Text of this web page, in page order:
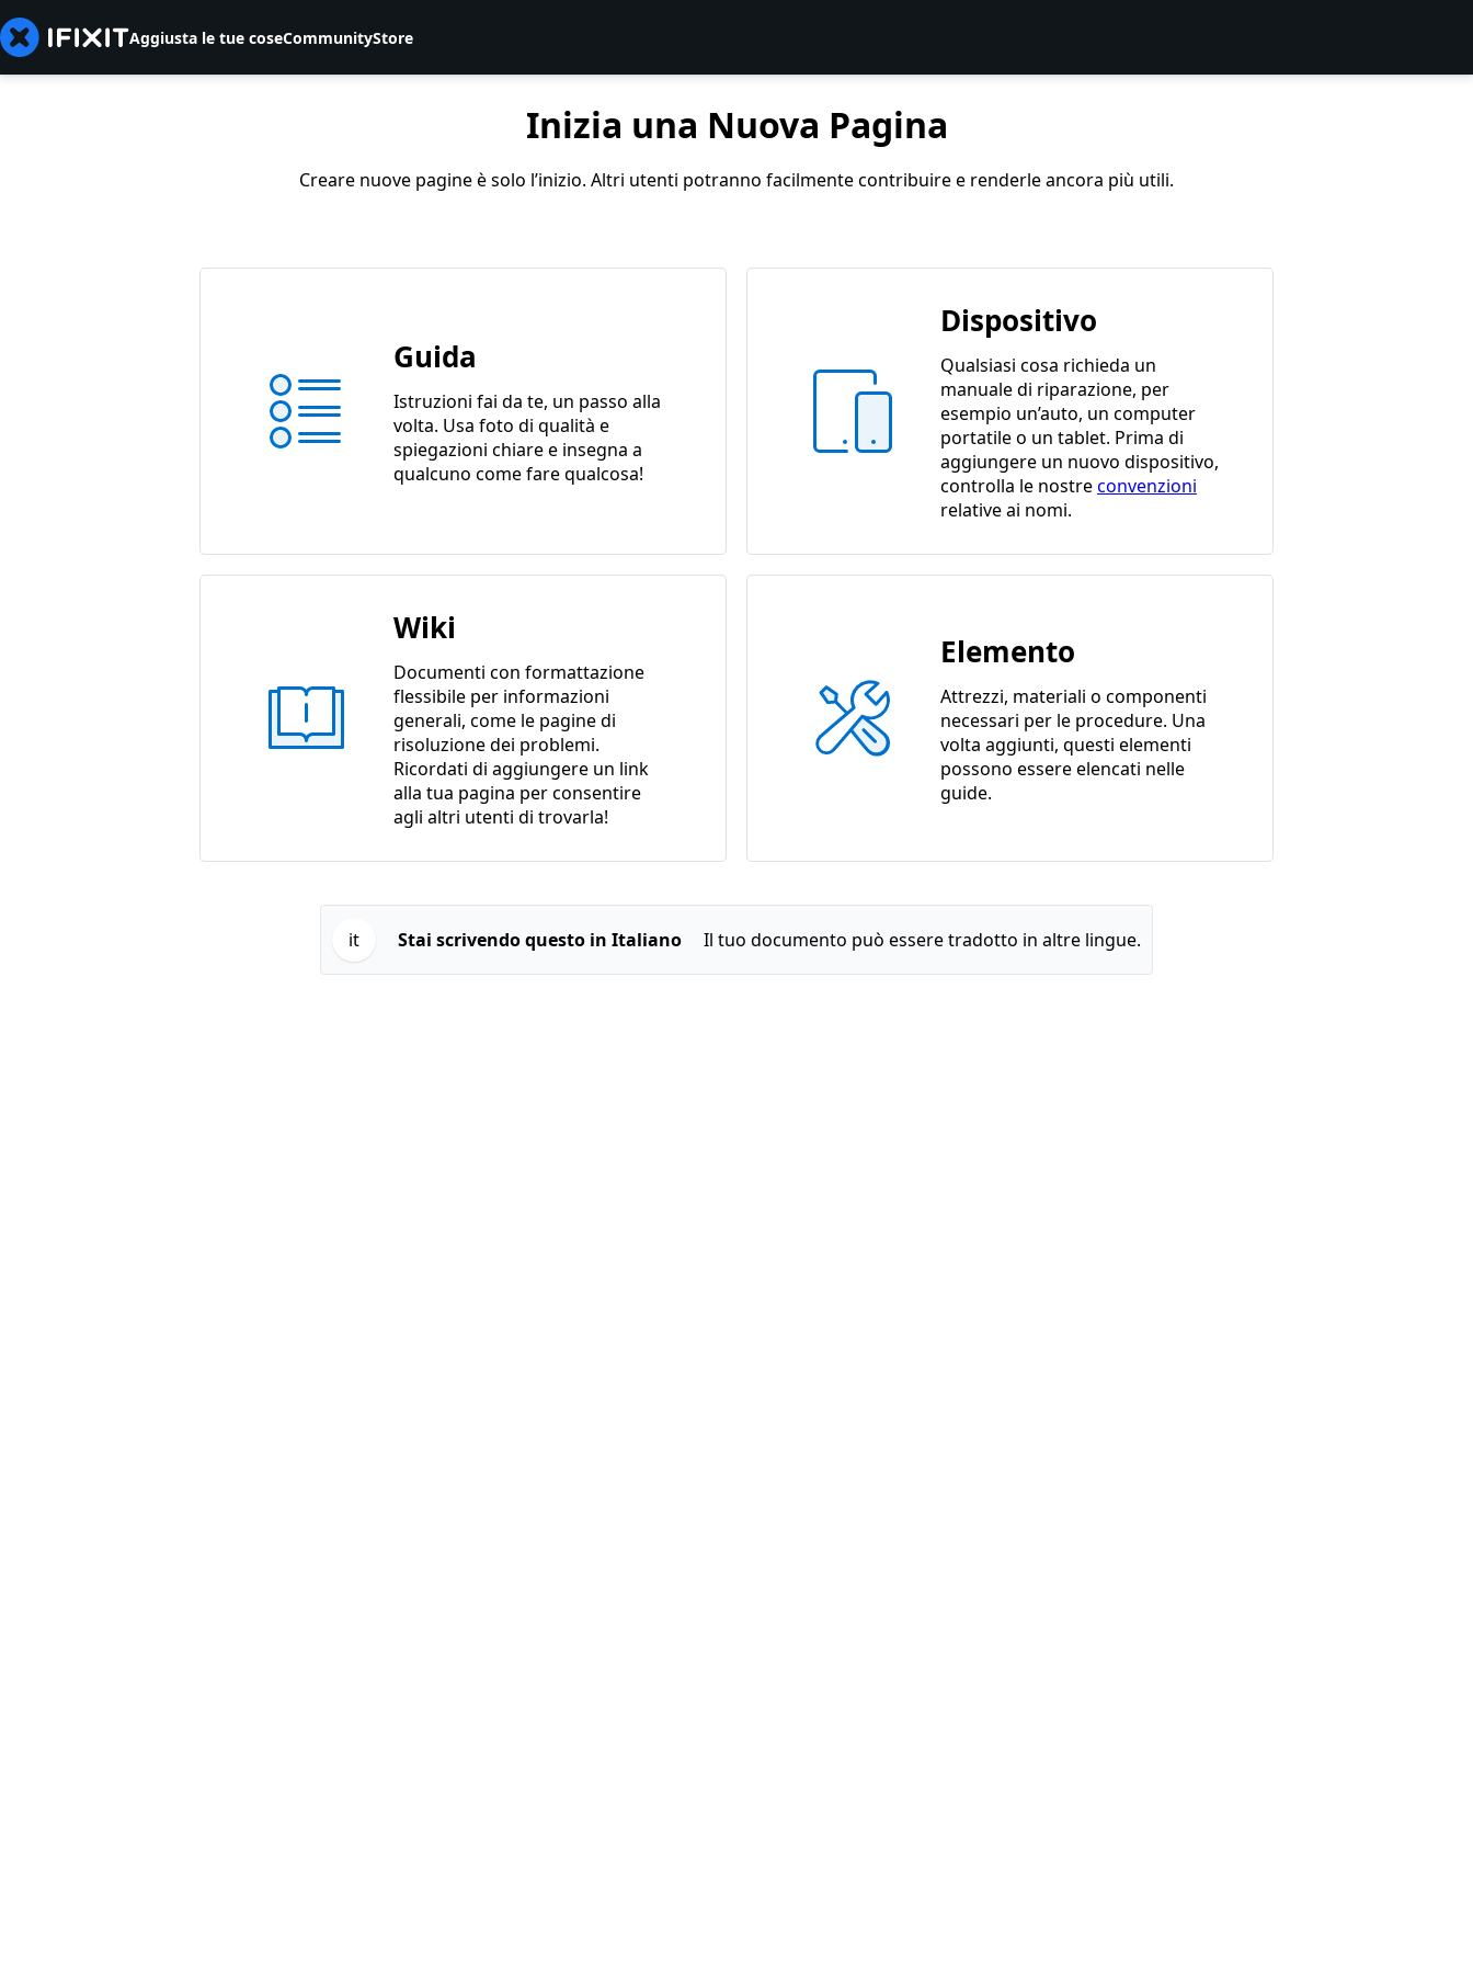
Aggiusta le tue coseCommunityStore
Inizia una Nuova Pagina
Creare nuove pagine è solo l’inizio. Altri utenti potranno facilmente contribuire e renderle ancora più utili.
Guida
Istruzioni fai da te, un passo alla
volta. Usa foto di qualità e
spiegazioni chiare e insegna a
qualcuno come fare qualcosa!
Dispositivo
Qualsiasi cosa richieda un
manuale di riparazione, per
esempio un’auto, un computer
portatile o un tablet. Prima di
aggiungere un nuovo dispositivo,
controlla le nostreconvenzioni
relative ai nomi.
Wiki
Documenti con formattazione
flessibile per informazioni
generali, come le pagine di
risoluzione dei problemi.
Ricordati di aggiungere un link
alla tua pagina per consentire
agli altri utenti di trovarla!
Elemento
Attrezzi, materiali o componenti
necessari per le procedure. Una
volta aggiunti, questi elementi
possono essere elencati nelle
guide.
it Stai scrivendo questo in Italiano Il tuo documento può essere tradotto in altre lingue.